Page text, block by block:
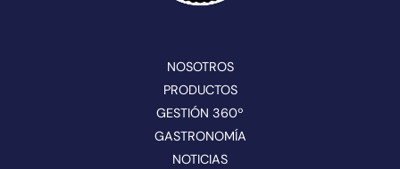
NOSOTROS
PRODUCTOS
GESTIÓN 360º
GASTRONOMÍA
NOTICIAS